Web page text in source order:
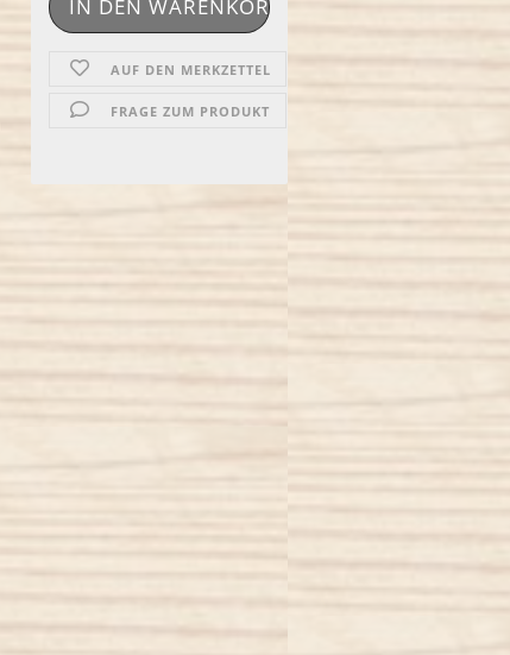
AUF DEN MERKZETTEL
FRAGE ZUM PRODUKT